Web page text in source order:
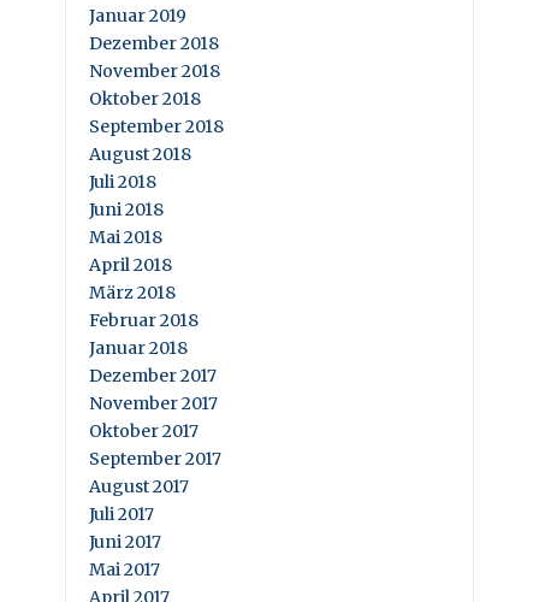
Januar 2019
Dezember 2018
November 2018
Oktober 2018
September 2018
August 2018
Juli 2018
Juni 2018
Mai 2018
April 2018
März 2018
Februar 2018
Januar 2018
Dezember 2017
November 2017
Oktober 2017
September 2017
August 2017
Juli 2017
Juni 2017
Mai 2017
April 2017